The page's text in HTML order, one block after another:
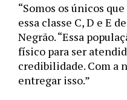
“Somos os únicos
essa classe C, D e E
Negrão. “Essa
físico para ser
credibilidade. Com a
entregar isso.”